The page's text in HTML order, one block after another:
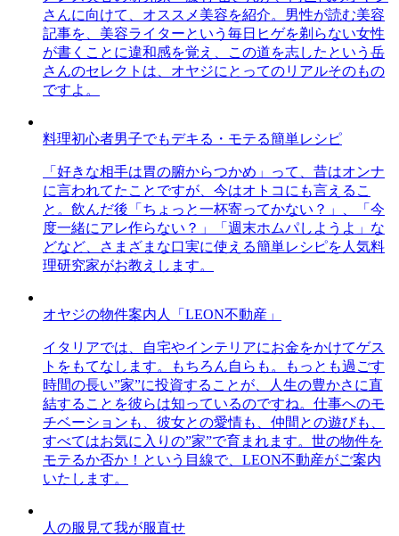
さんに向けて、オススメ美容を紹介。男性が読む美容
記事を、美容ライターという毎日ヒゲを剃らない女性
が書くことに違和感を覚え、この道を志したという岳
さんのセレクトは、オヤジにとってのリアルそのもの
ですよ。
料理初心者男子でもデキる・モテる簡単レシピ
「好きな相手は胃の腑からつかめ」って、昔はオンナ
に言われてたことですが、今はオトコにも言えるこ
と。飲んだ後「ちょっと一杯寄ってかない？」、「今
度一緒にアレ作らない？」「週末ホムパしようよ」な
どなど、さまざまな口実に使える簡単レシピを人気料
理研究家がお教えします。
オヤジの物件案内人「LEON不動産」
イタリアでは、自宅やインテリアにお金をかけてゲス
トをもてなします。もちろん自らも。もっとも過ごす
時間の長い”家”に投資することが、人生の豊かさに直
結することを彼らは知っているのですね。仕事へのモ
チベーションも、彼女との愛情も、仲間との遊びも、
すべてはお気に入りの”家”で育まれます。世の物件を
モテるか否か！という目線で、LEON不動産がご案内
いたします。
人の服見て我が服直せ